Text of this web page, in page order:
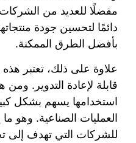
مفضلًا للعديد من
دائمًا لتحسين جودة
بأفضل الطرق الممكنة.
علاوة على ذلك، تعتبر هذه
قابلة لإعادة التدوير. ومن
استخدامها يسهم بشكل
العمليات الصناعية. وهو ما
للشركات التي تهدف إلى